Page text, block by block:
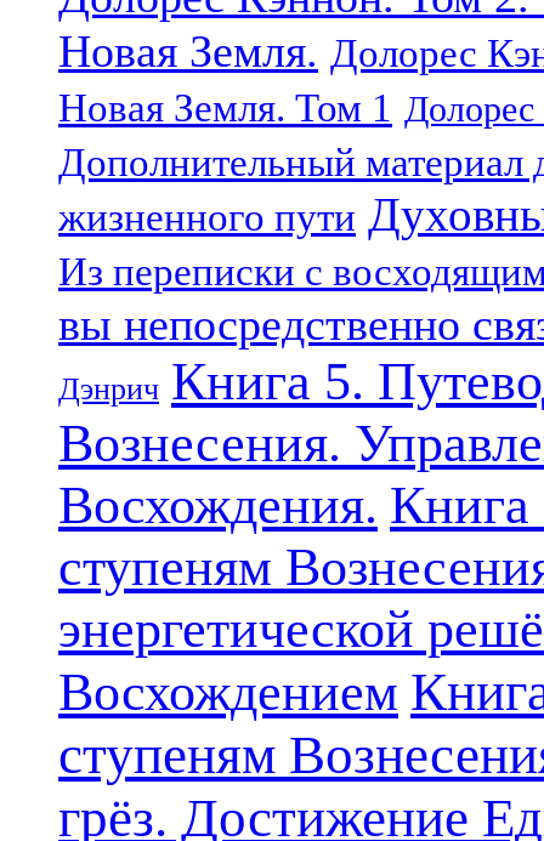
Новая Земля. Долорес
Новая Земля. Том 1
Дополнительный материал
жизненного пути
Из переписки с
вы непосредственно
Дэнрич Книга 5.
Вознесения.
Восхождения. Книга
ступеням
энергетической
Восхождением
ступеням
грёз. Достижение